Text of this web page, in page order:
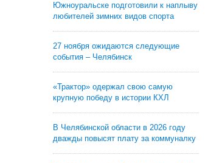
Южноуральске подготовили к наплыву
любителей зимних видов спорта
27 ноября ожидаются следующие
события – Челябинск
«Трактор» одержал свою самую
крупную победу в истории КХЛ
В Челябинской области в 2026 году
дважды повысят плату за коммуналку